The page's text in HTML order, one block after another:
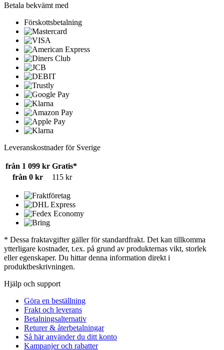
Betala bekvämt med
Förskottsbetalning
Leveranskostnader för Sverige
från 1 099 kr Gratis*
från 0 kr
115 kr
* Dessa fraktavgifter gäller för standardfrakt. Det kan tillkomma
ytterligare kostnader, t.ex. på grund av produkternas vikt, storlek
eller egenskaper. Du hittar denna information direkt i
produktbeskrivningen.
Hjälp och support
Göra en beställning
Frakt och leverans
Betalningsalternativ
Returer & återbetalningar
Så här använder du ditt konto
Kampanjer och rabatter